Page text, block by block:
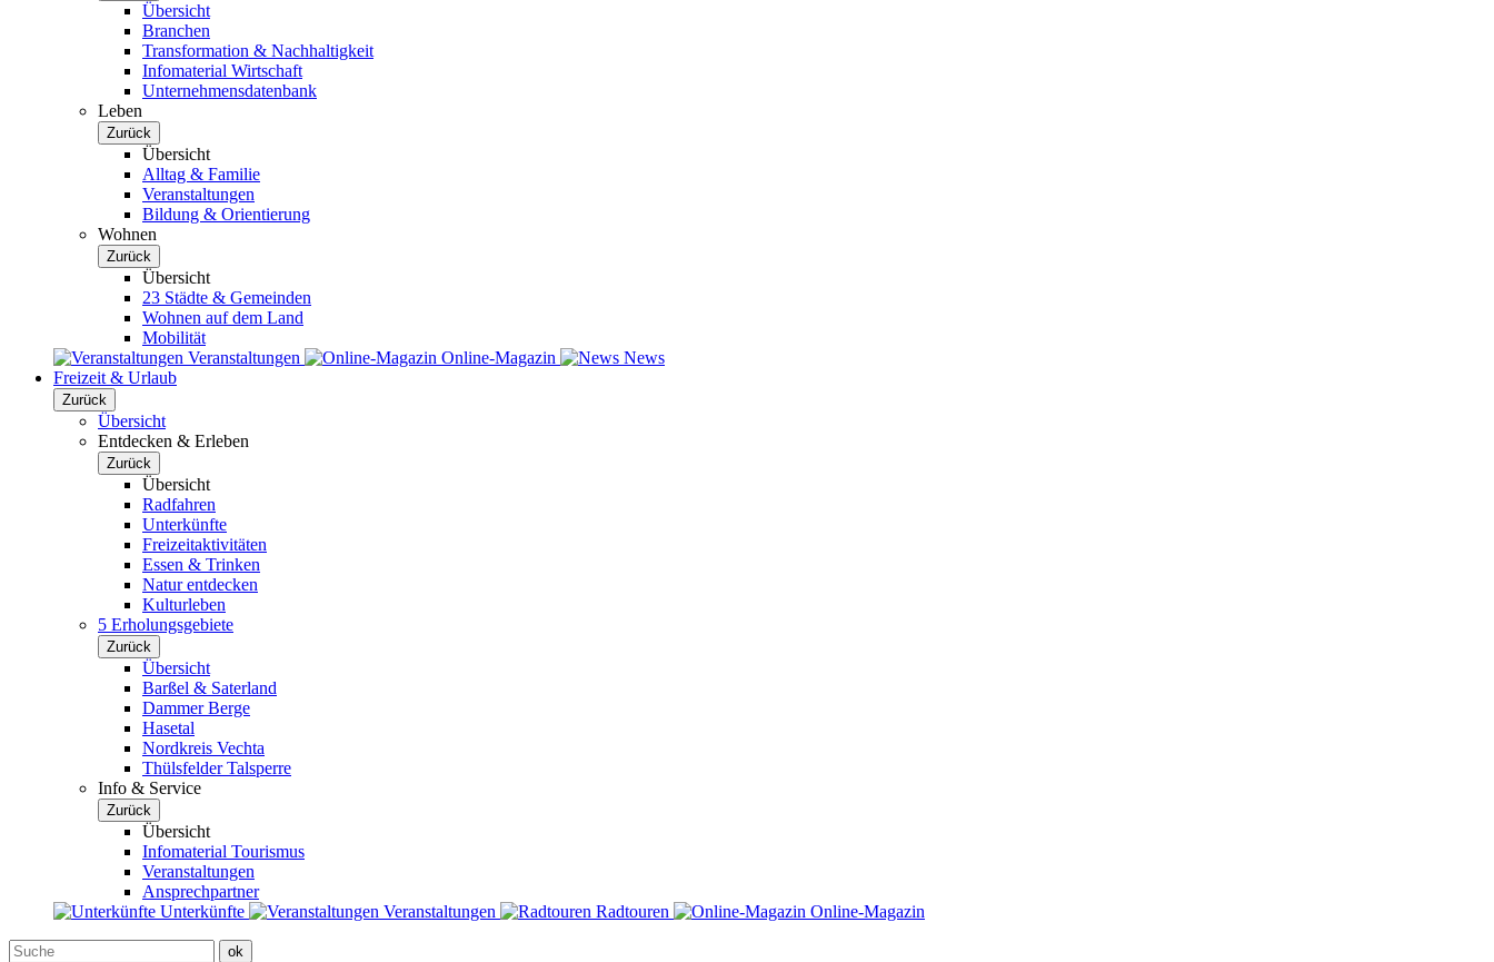
Übersicht
Branchen
Transformation & Nachhaltigkeit
Infomaterial Wirtschaft
Unternehmensdatenbank
Leben
Zurück
Übersicht
Alltag & Familie
Veranstaltungen
Bildung & Orientierung
Wohnen
Zurück
Übersicht
23 Städte & Gemeinden
Wohnen auf dem Land
Mobilität
Veranstaltungen
Online-Magazin
News
Freizeit & Urlaub
Zurück
Übersicht
Entdecken & Erleben
Zurück
Übersicht
Radfahren
Unterkünfte
Freizeitaktivitäten
Essen & Trinken
Natur entdecken
Kulturleben
5 Erholungsgebiete
Zurück
Übersicht
Barßel & Saterland
Dammer Berge
Hasetal
Nordkreis Vechta
Thülsfelder Talsperre
Info & Service
Zurück
Übersicht
Infomaterial Tourismus
Veranstaltungen
Ansprechpartner
Unterkünfte
Veranstaltungen Radtouren Online-Magazin